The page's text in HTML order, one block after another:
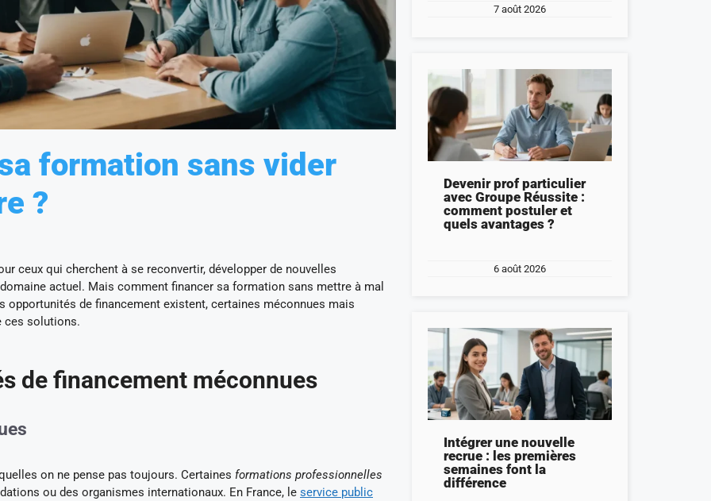
formation sans vider
?
ceux qui cherchent à se reconvertir, développer de nouvelles
actuel. Mais comment financer sa formation sans mettre à mal
opportunités de financement existent, certaines méconnues mais
ces solutions.
de financement méconnues
on ne pense pas toujours. Certaines formations professionnelles
ou des organismes internationaux. En France, le service public
7 août 2026
Devenir prof particulier
avec Groupe Réussite :
comment postuler et
quels avantages ?
6 août 2026
Intégrer une nouvelle
recrue : les premières
semaines font la
différence